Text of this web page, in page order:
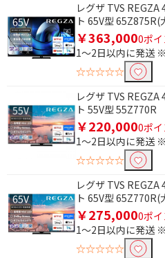
レグザ TVS
ト 65V型 65Z875R(
￥363,0000ポイ
1～2日以内に発送
☆☆☆☆☆
レグザ TVS
ト 55V型 55Z770R
￥220,0000ポイ
1～2日以内に発送
☆☆☆☆☆
レグザ TVS
ト 65V型 65Z770R(
￥275,0000ポイ
1～2日以内に発送
☆☆☆☆☆